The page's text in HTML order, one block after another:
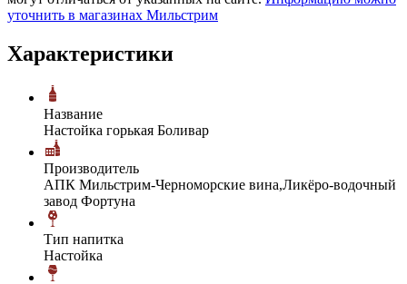
уточнить в магазинах Мильстрим
Характеристики
Название
Настойка горькая Боливар
Производитель
АПК Мильстрим-Черноморские вина,Ликёро-водочный
завод Фортуна
Тип напитка
Настойка